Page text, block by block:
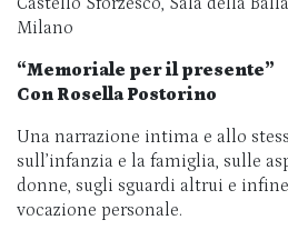
Milano
“Memoriale per il presente”
Con Rosella Postorino
Una narrazione intima e allo
sull’infanzia e la famiglia, sulle
donne, sugli sguardi altrui e
vocazione personale.